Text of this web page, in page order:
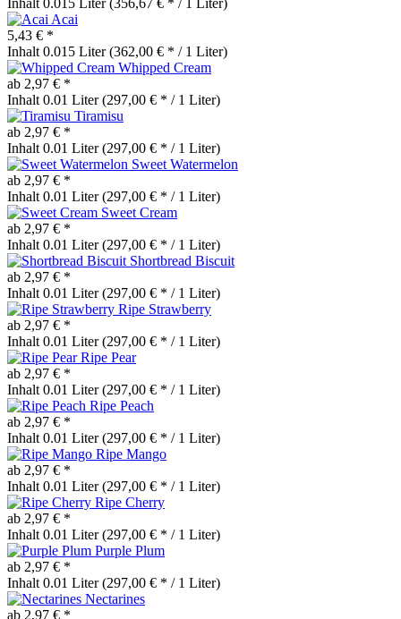
Acai
5,43 € *
Inhalt 0.015 Liter(362,00 € * / 1 Liter)
Whipped Cream
ab 2,97 € *
Inhalt 0.01 Liter(297,00 € * / 1 Liter)
Tiramisu
ab 2,97 € *
Inhalt 0.01 Liter(297,00 € * / 1 Liter)
Sweet Watermelon
ab 2,97 € *
Inhalt 0.01 Liter(297,00 € * / 1 Liter)
Sweet Cream
ab 2,97 € *
Inhalt 0.01 Liter(297,00 € * / 1 Liter)
Shortbread Biscuit
ab 2,97 € *
Inhalt 0.01 Liter(297,00 € * / 1 Liter)
Ripe Strawberry
ab 2,97 € *
Inhalt 0.01 Liter(297,00 € * / 1 Liter)
Ripe Pear
ab 2,97 € *
Inhalt 0.01 Liter(297,00 € * / 1 Liter)
Ripe Peach
ab 2,97 € *
Inhalt 0.01 Liter(297,00 € * / 1 Liter)
Ripe Mango
ab 2,97 € *
Inhalt 0.01 Liter(297,00 € * / 1 Liter)
Ripe Cherry
ab 2,97 € *
Inhalt 0.01 Liter(297,00 € * / 1 Liter)
Purple Plum
ab 2,97 € *
Inhalt 0.01 Liter(297,00 € * / 1 Liter)
Nectarines
ab 2,97 € *